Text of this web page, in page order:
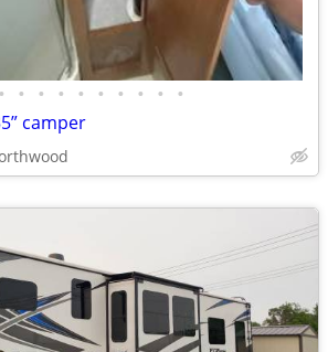
• • • • • • • • • •
camper